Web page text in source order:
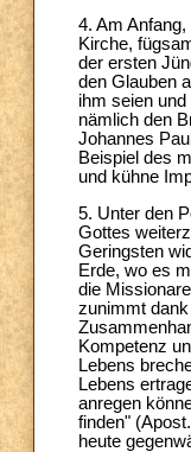
4. Am
Kirche,
der ersten
den Glauben
ihm seien
nämlich den
Johannes
Beispiel des
und kühne
5. Unter den
Gottes
Geringsten
Erde, wo es
die
zunimmt
Kompetenz
Lebens
Lebens
anregen
finden"
heute